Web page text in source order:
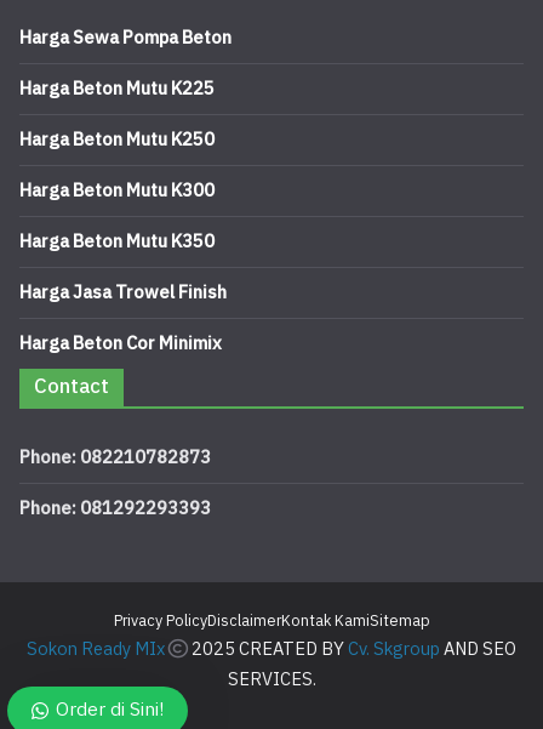
Harga Sewa Pompa Beton
Harga Beton Mutu K225
Harga Beton Mutu K250
Harga Beton Mutu K300
Harga Beton Mutu K350
Harga Jasa Trowel Finish
Harga Beton Cor Minimix
Contact
Phone: 082210782873
Phone: 081292293393
Privacy PolicyDisclaimerKontak KamiSitemap
Sokon Ready MIx 2025 CREATED BYCv. SkgroupAND SEO
SERVICES.
Order di Sini!